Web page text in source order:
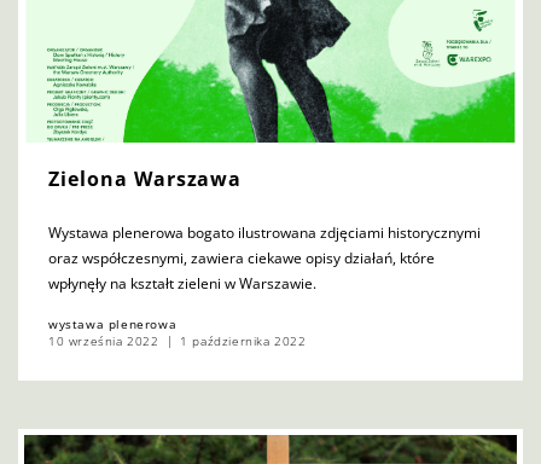
Zielona Warszawa
Wystawa plenerowa bogato ilustrowana zdjęciami historycznymi
oraz współczesnymi, zawiera ciekawe opisy działań, które
wpłynęły na kształt zieleni w Warszawie.
wystawa plenerowa
10 września 2022
1 października 2022